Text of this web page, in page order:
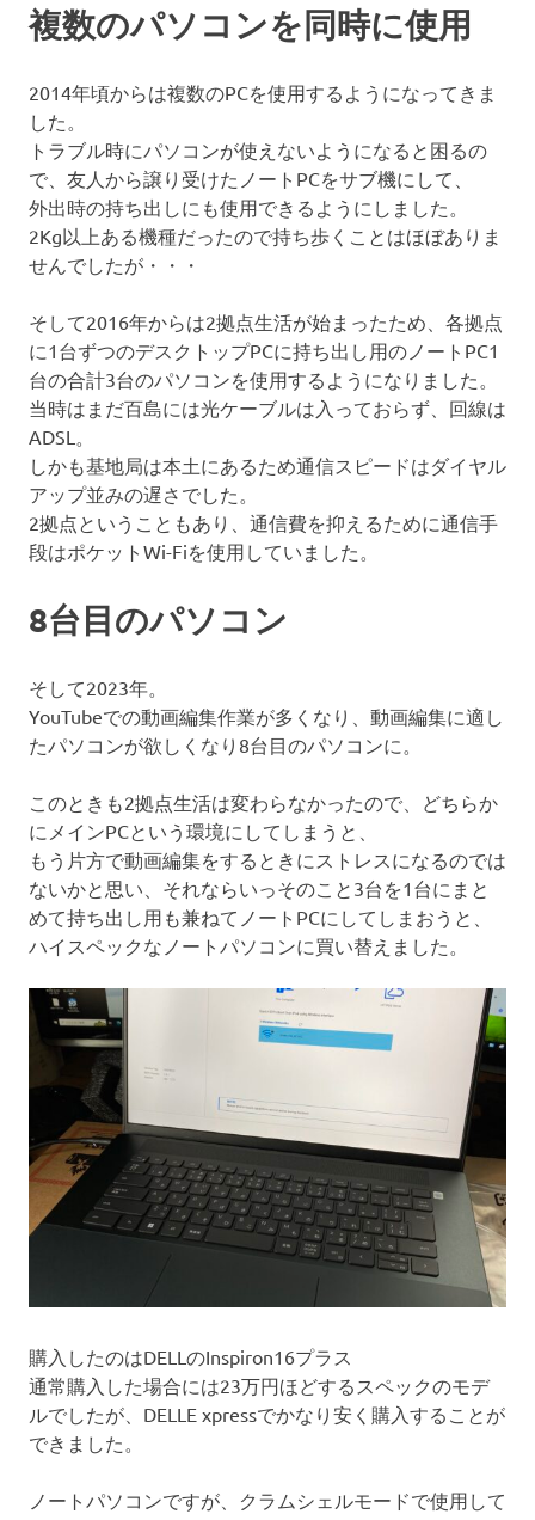
複数のパソコンを同時に使用
2014年頃からは複数のPCを使用するようになってきま
した。
トラブル時にパソコンが使えないようになると困るの
で、友人から譲り受けたノートPCをサブ機にして、
外出時の持ち出しにも使用できるようにしました。
2Kg以上ある機種だったので持ち歩くことはほぼありま
せんでしたが・・・
そして2016年からは2拠点生活が始まったため、各拠点
に1台ずつのデスクトップPCに持ち出し用のノートPC1
台の合計3台のパソコンを使用するようになりました。
当時はまだ百島には光ケーブルは入っておらず、回線は
ADSL。
しかも基地局は本土にあるため通信スピードはダイヤル
アップ並みの遅さでした。
2拠点ということもあり、通信費を抑えるために通信手
段はポケットWi-Fiを使用していました。
8台目のパソコン
そして2023年。
YouTubeでの動画編集作業が多くなり、動画編集に適し
たパソコンが欲しくなり8台目のパソコンに。
このときも2拠点生活は変わらなかったので、どちらか
にメインPCという環境にしてしまうと、
もう片方で動画編集をするときにストレスになるのでは
ないかと思い、それならいっそのこと3台を1台にまと
めて持ち出し用も兼ねてノートPCにしてしまおうと、
ハイスペックなノートパソコンに買い替えました。
購入したのはDELLのInspiron16プラス
通常購入した場合には23万円ほどするスペックのモデ
ルでしたが、DELLE xpressでかなり安く購入することが
できました。
ノートパソコンですが、クラムシェルモードで使用して